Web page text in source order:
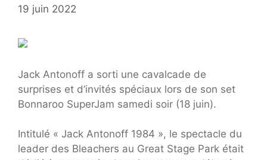
19 juin 2022
Jack Antonoff a sorti une cavalcade de
surprises et d’invités spéciaux lors de son set
Bonnaroo SuperJam samedi soir (18 juin).
Intitulé « Jack Antonoff 1984 », le spectacle du
leader des Bleachers au Great Stage Park était